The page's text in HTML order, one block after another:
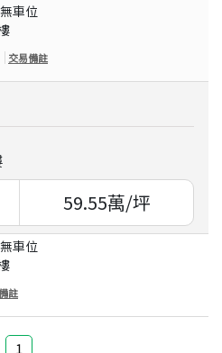
無車位
交易備註
59.55萬/坪
無車位
註
1